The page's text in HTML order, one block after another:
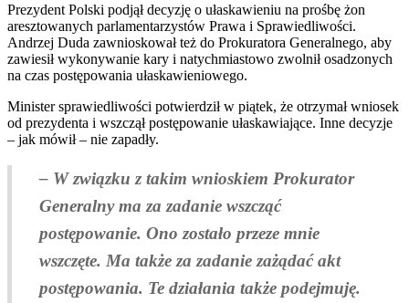
Prezydent Polski podjął decyzję o ułaskawieniu na prośbę żon
aresztowanych parlamentarzystów Prawa i Sprawiedliwości.
Andrzej Duda zawnioskował też do Prokuratora Generalnego, aby
zawiesił wykonywanie kary i natychmiastowo zwolnił osadzonych
na czas postępowania ułaskawieniowego.
Minister sprawiedliwości potwierdził w piątek, że otrzymał wniosek
od prezydenta i wszczął postępowanie ułaskawiające. Inne decyzje
– jak mówił – nie zapadły.
– W związku z takim wnioskiem Prokurator
Generalny ma za zadanie wszcząć
postępowanie. Ono zostało przeze mnie
wszczęte. Ma także za zadanie zażądać akt
postępowania. Te działania także podejmuję.